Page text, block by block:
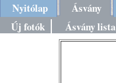
Nyitólap Ásvány
Új fotók
Ásvány lista